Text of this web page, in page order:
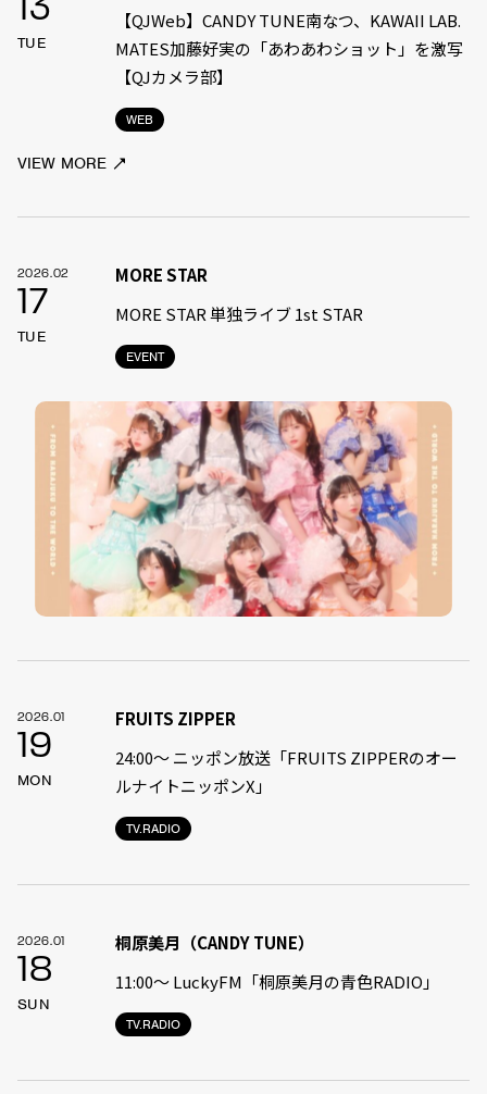
13
TUE
WEB
【QJWeb】CANDY TUNE南なつ、KAWAII LAB.
MATES加藤好実の「あわあわショット」を激写
【QJカメラ部】
VIEW MORE
2026.02
17
TUE
EVENT
MORE STAR
MORE STAR 単独ライブ 1st STAR
2026.01
19
MON
TV.RADIO
FRUITS ZIPPER
24:00〜 ニッポン放送「FRUITS ZIPPERのオー
ルナイトニッポンX」
2026.01
18
SUN
TV.RADIO
桐原美月（CANDY TUNE）
11:00〜 LuckyFM「桐原美月の青色RADIO」